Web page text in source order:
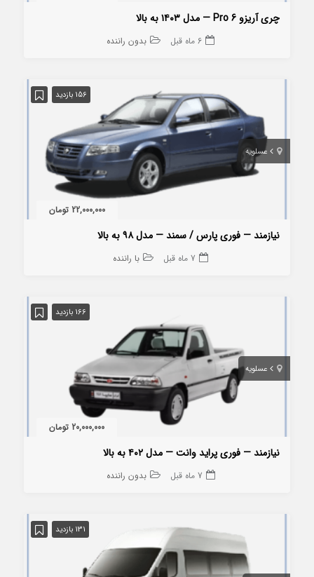
چری آریزو 6 Pro — مدل ۱۴۰۳ به بالا
6 ماه قبل بدون راننده
156 بازدید
عسلویه
22,000,000 تومان
نیازمند — فوری پارس / سمند — مدل ۹۸ به بالا
7 ماه قبل با راننده
166 بازدید
عسلویه
20,000,000 تومان
نیازمند — فوری پراید وانت — مدل ۴۰۲ به بالا
7 ماه قبل بدون راننده
131 بازدید